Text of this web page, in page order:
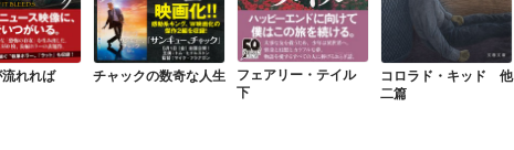
流れれば チャックの数奇な人生
フェアリー・テイル
下
コロラド・キッド 他
二篇